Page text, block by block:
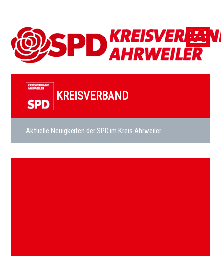
KREISVERBAND
Aktuelle Neuigkeiten der SPD im Kreis Ahrweiler.